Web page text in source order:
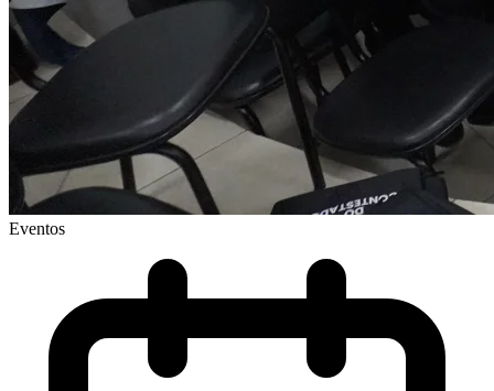
Eventos